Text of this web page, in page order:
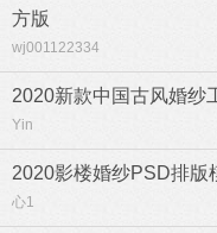
方版
wj001122334
2020新款中国古风婚纱
Yin
2020影楼婚纱PSD排版
心1